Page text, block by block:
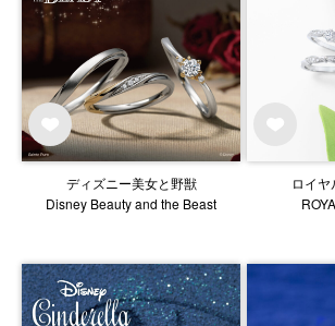
ディズニー美女と野獣
Disney Beauty and the Beast
ロイ